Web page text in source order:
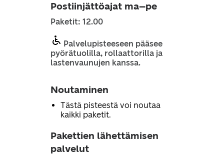
Postiinjättöajat ma–pe
Paketit: 12.00
Palvelupisteeseen pääsee
pyörätuolilla, rollaattorilla ja
lastenvaunujen kanssa.
Noutaminen
Tästä pisteestä voi noutaa
kaikki paketit.
Pakettien lähettämisen
palvelut